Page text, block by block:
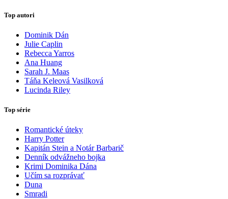
Top autori
Dominik Dán
Julie Caplin
Rebecca Yarros
Ana Huang
Sarah J. Maas
Táňa Keleová Vasilková
Lucinda Riley
Top série
Romantické úteky
Harry Potter
Kapitán Stein a Notár Barbarič
Denník odvážneho bojka
Krimi Dominika Dána
Učím sa rozprávať
Duna
Smradi